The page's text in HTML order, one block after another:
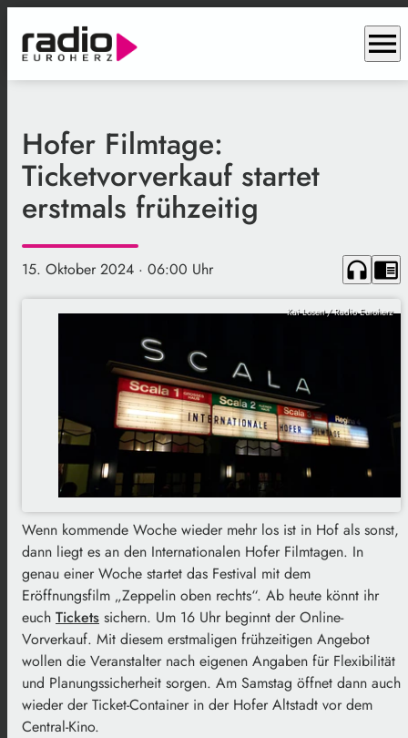
menu
Hofer Filmtage:
Ticketvorverkauf startet
erstmals frühzeitig
15. Oktober 2024 · 06:00 Uhr headphones chrome_reader_mode
Kai Losert / Radio Euroherz
Wenn kommende Woche wieder mehr los ist in Hof als sonst,
dann liegt es an den Internationalen Hofer Filmtagen. In
genau einer Woche startet das Festival mit dem
Eröffnungsfilm „Zeppelin oben rechts“. Ab heute könnt ihr
euch Tickets sichern. Um 16 Uhr beginnt der Online-
Vorverkauf. Mit diesem erstmaligen frühzeitigen Angebot
wollen die Veranstalter nach eigenen Angaben für Flexibilität
und Planungssicherheit sorgen. Am Samstag öffnet dann auch
wieder der Ticket-Container in der Hofer Altstadt vor dem
Central-Kino.